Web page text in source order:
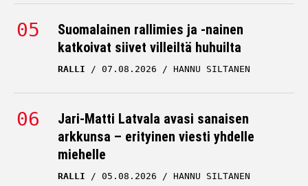
Suomalainen rallimies ja -nainen
katkoivat siivet villeiltä huhuilta
RALLI 07.08.2026 HANNU SILTANEN
Jari-Matti Latvala avasi sanaisen
arkkunsa – erityinen viesti yhdelle
miehelle
RALLI 05.08.2026 HANNU SILTANEN